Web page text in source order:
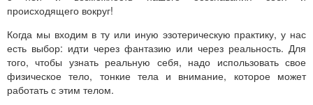
происходящего вокруг!
Когда мы входим в ту или иную эзотерическую практику, у нас
есть выбор: идти через фантазию или через реальность. Для
того, чтобы узнать реальную себя, надо использовать свое
физическое тело, тонкие тела и внимание, которое может
работать с этим телом.